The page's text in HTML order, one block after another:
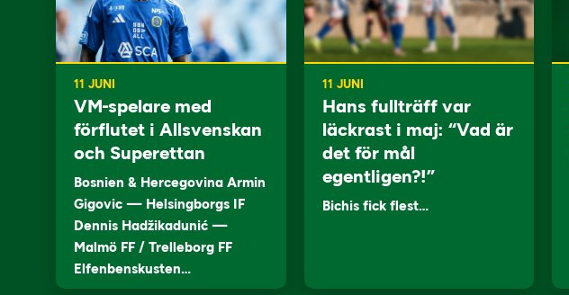
11 JUNI
VM-spelare med
förflutet i Allsvenskan
och Superettan
Bosnien & Hercegovina Armin
Gigovic — Helsingborgs IF
Dennis Hadžikadunić —
Malmö FF / Trelleborg FF
Elfenbenskusten…
11 JUNI
Hans fullträff var
läckrast i maj: “Vad är
det för mål
egentligen?!”
Bichis fick flest…